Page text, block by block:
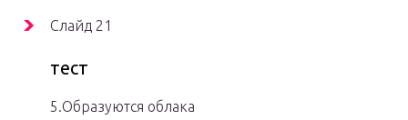
Слайд 21
тест
5.Образуются облака